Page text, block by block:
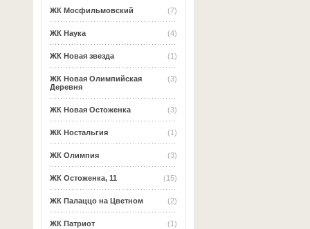
(7)
ЖК Мосфильмовский
(4)
ЖК Наука
(1)
ЖК Новая звезда
(3)
ЖК Новая Олимпийская
Деревня
(3)
ЖК Новая Остоженка
(1)
ЖК Ностальгия
(3)
ЖК Олимпия
(15)
ЖК Остоженка, 11
(2)
ЖК Палаццо на Цветном
(1)
ЖК Патриот